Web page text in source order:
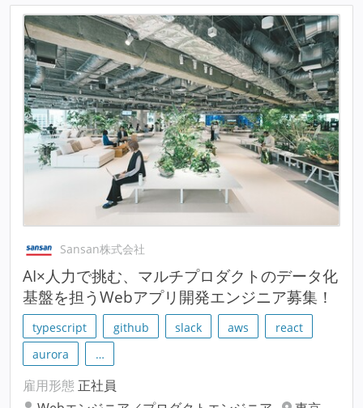
Sansan株式会社
AI×人力で挑む、マルチプロダクトのデータ化
基盤を担うWebアプリ開発エンジニア募集！
typescript github slack aws
react
aurora
…
雇用形態 正社員